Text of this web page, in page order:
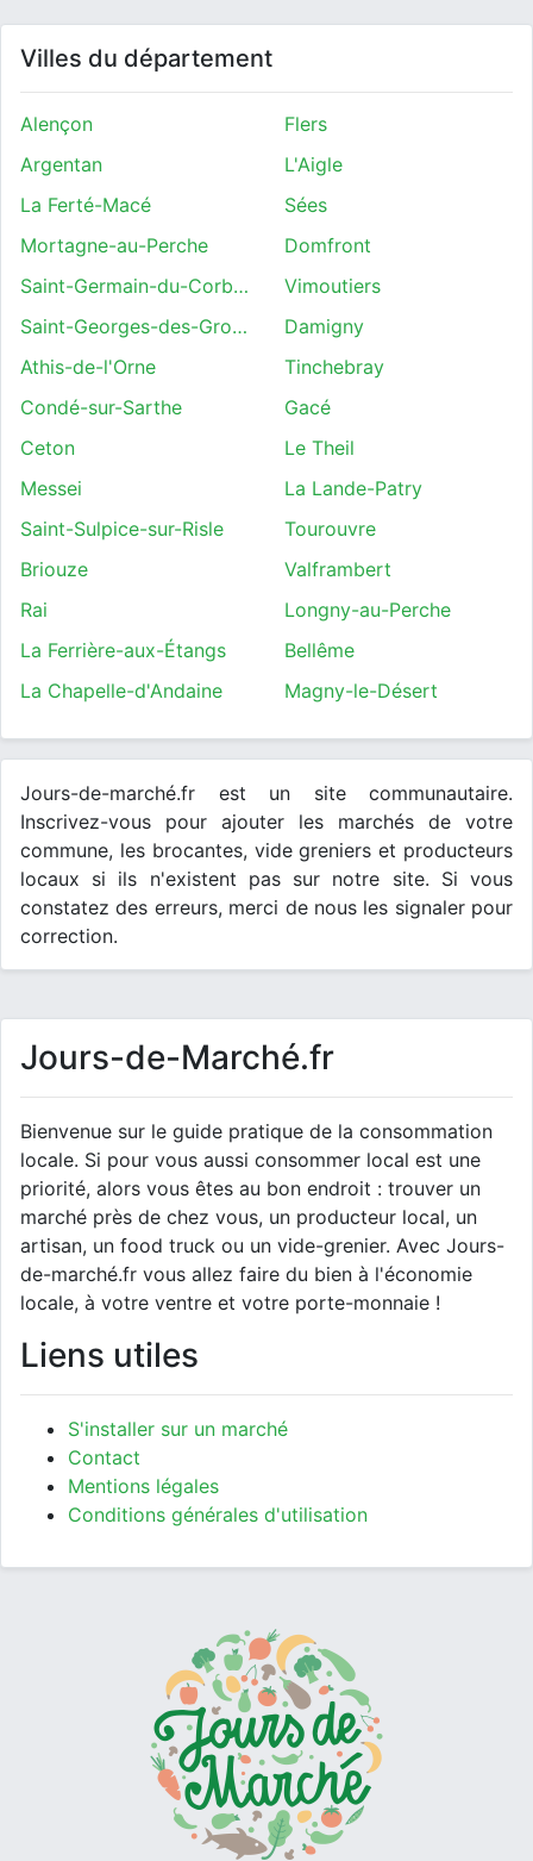
Villes du département
Alençon
Flers
Argentan
L'Aigle
La Ferté-Macé
Sées
Mortagne-au-Perche
Domfront
Saint-Germain-du-Corbéis
Vimoutiers
Saint-Georges-des-Groseillers
Damigny
Athis-de-l'Orne
Tinchebray
Condé-sur-Sarthe
Gacé
Ceton
Le Theil
Messei
La Lande-Patry
Saint-Sulpice-sur-Risle
Tourouvre
Briouze
Valframbert
Rai
Longny-au-Perche
La Ferrière-aux-Étangs
Bellême
La Chapelle-d'Andaine
Magny-le-Désert
Jours-de-marché.fr est un site communautaire.
Inscrivez-vous pour ajouter les marchés de votre
commune, les brocantes, vide greniers et producteurs
locaux si ils n'existent pas sur notre site. Si vous
constatez des erreurs, merci de nous les signaler pour
correction.
Jours-de-Marché.fr
Bienvenue sur le guide pratique de la consommation
locale. Si pour vous aussi consommer local est une
priorité, alors vous êtes au bon endroit : trouver un
marché près de chez vous, un producteur local, un
artisan, un food truck ou un vide-grenier. Avec Jours-
de-marché.fr vous allez faire du bien à l'économie
locale, à votre ventre et votre porte-monnaie !
Liens utiles
S'installer sur un marché
Contact
Mentions légales
Conditions générales d'utilisation